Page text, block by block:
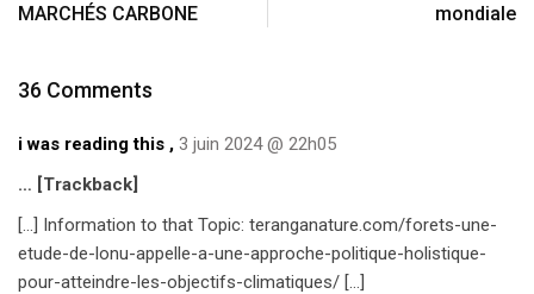
MARCHÉS CARBONE
mondiale
36 Comments
i was reading this , 3 juin 2024 @ 22h05
… [Trackback]
[…] Information to that Topic: teranganature.com/forets-une-
etude-de-lonu-appelle-a-une-approche-politique-holistique-
pour-atteindre-les-objectifs-climatiques/ […]